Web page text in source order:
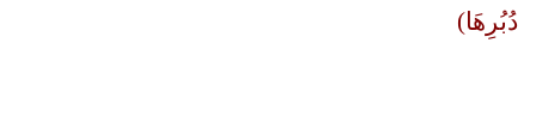
دُبُرِهَا)